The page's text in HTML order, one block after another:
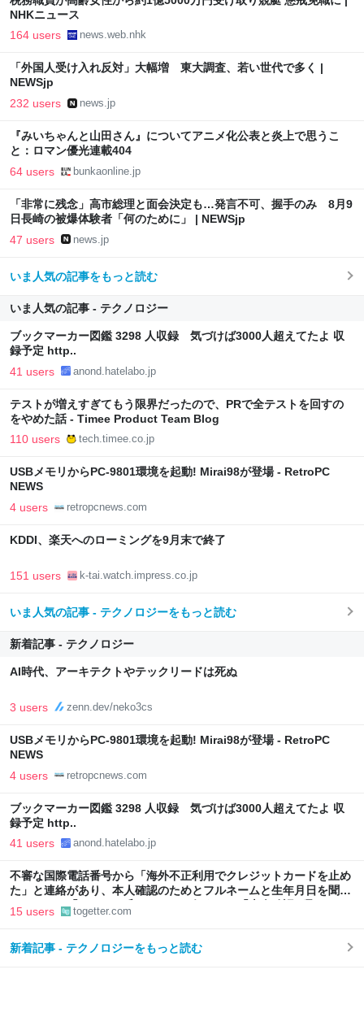
NHKニュース
164 users news.web.nhk
「外国人受け入れ反対」大幅増 東大調査、若い世代で多く |
NEWSjp
232 users news.jp
『みいちゃんと山田さん』についてアニメ化公表と炎上で思うこ
と：ロマン優光連載404
64 users bunkaonline.jp
「非常に残念」高市総理と面会決定も…発言不可、握手のみ 8月9
日長崎の被爆体験者「何のために」 | NEWSjp
47 users news.jp
いま人気の記事をもっと読む
いま人気の記事 - テクノロジー
ブックマーカー図鑑 3298 人収録 気づけば3000人超えてたよ 収
録予定 http..
41 users anond.hatelabo.jp
テストが増えすぎてもう限界だったので、PRで全テストを回すの
をやめた話 - Timee Product Team Blog
110 users tech.timee.co.jp
USBメモリからPC-9801環境を起動! Mirai98が登場 - RetroPC
NEWS
4 users retropcnews.com
KDDI、楽天へのローミングを9月末で終了
151 users k-tai.watch.impress.co.jp
いま人気の記事 - テクノロジーをもっと読む
新着記事 - テクノロジー
AI時代、アーキテクトやテックリードは死ぬ
3 users zenn.dev/neko3cs
USBメモリからPC-9801環境を起動! Mirai98が登場 - RetroPC
NEWS
4 users retropcnews.com
ブックマーカー図鑑 3298 人収録 気づけば3000人超えてたよ 収
録予定 http..
41 users anond.hatelabo.jp
不審な国際電話番号から「海外不正利用でクレジットカードを止め
た」と連絡があり、本人確認のためとフルネームと生年月日を聞か
れたので、「ひろゆき氏」のものを伝えると「本人確認が取れまし
15 users togetter.com
新着記事 - テクノロジーをもっと読む